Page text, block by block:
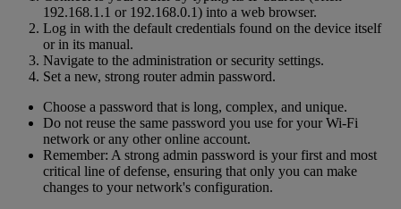
192.168.1.1 or 192.168.0.1) into a web browser.
Log in with the default credentials found on the device itself
or in its manual.
Navigate to the administration or security settings.
Set a new, strong router admin password.
Choose a password that is long, complex, and unique.
Do not reuse the same password you use for your Wi-Fi
network or any other online account.
Remember: A strong admin password is your first and most
critical line of defense, ensuring that only you can make
changes to your network's configuration.